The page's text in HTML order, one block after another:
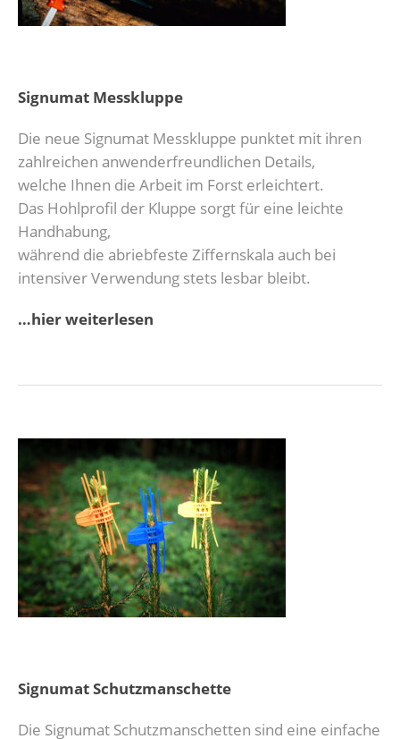
Signumat Messkluppe
Die neue Signumat Messkluppe punktet mit ihren
zahlreichen anwenderfreundlichen Details,
welche Ihnen die Arbeit im Forst erleichtert.
Das Hohlprofil der Kluppe sorgt für eine leichte
Handhabung,
während die abriebfeste Ziffernskala auch bei
intensiver Verwendung stets lesbar bleibt.
…hier weiterlesen
Signumat Schutzmanschette
Die Signumat Schutzmanschetten sind eine einfache